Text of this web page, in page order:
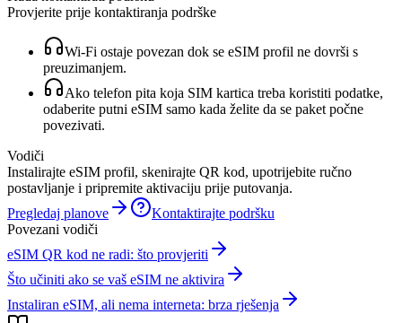
Provjerite prije kontaktiranja podrške
Wi-Fi ostaje povezan dok se eSIM profil ne dovrši s
preuzimanjem.
Ako telefon pita koja SIM kartica treba koristiti podatke,
odaberite putni eSIM samo kada želite da se paket počne
povezivati.
Vodiči
Instalirajte eSIM profil, skenirajte QR kod, upotrijebite ručno
postavljanje i pripremite aktivaciju prije putovanja.
Pregledaj planove
Kontaktirajte podršku
Povezani vodiči
eSIM QR kod ne radi: što provjeriti
Što učiniti ako se vaš eSIM ne aktivira
Instaliran eSIM, ali nema interneta: brza rješenja